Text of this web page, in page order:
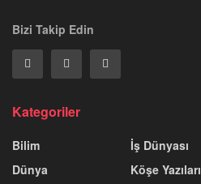
Bizi Takip Edin
Kategoriler
Bilim
Dünya
İş Dünyası
Köşe Yazıları